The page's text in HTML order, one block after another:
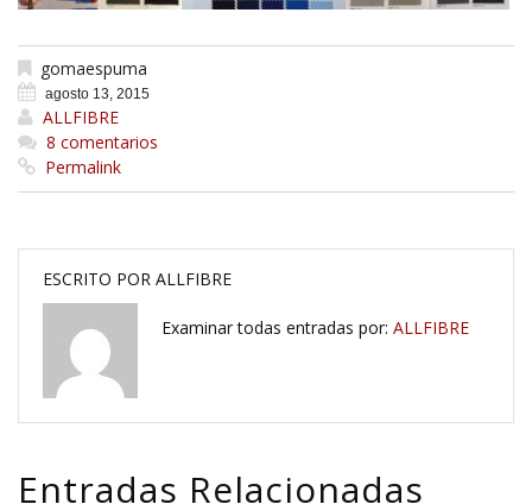
gomaespuma
agosto 13, 2015
ALLFIBRE
8 comentarios
Permalink
ESCRITO POR ALLFIBRE
Examinar todas entradas por: ALLFIBRE
Entradas Relacionadas